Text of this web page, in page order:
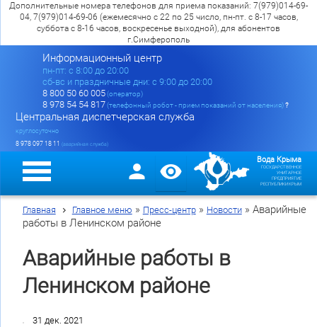
Дополнительные номера телефонов для приема показаний: 7(979)014-69-
04, 7(979)014-69-06 (ежемесячно с 22 по 25 число, пн-пт. с 8-17 часов,
суббота с 8-16 часов, воскресенье выходной), для абонентов
г.Симферополь
Информационный центр
пн-пт: c 8:00 до 20:00
сб-вс и праздничные дни: с 9:00 до 20:00
8 800 50 60 005(оператор)
8 978 54 54 817(телефонный робот - прием показаний от населения)?
Центральная диспетчерская служба
круглосуточно
8 978 097 18 11 (аварийная служба)
Вода Крыма
ГОСУДАРСТВЕННОЕ
УНИТАРНОЕ
ПРЕДПРИЯТИЕ
РЕСПУБЛИКИ КРЫМ
Главная Главное меню » Пресс-центр» Новости» Аварийные
работы в Ленинском районе
Аварийные работы в
Ленинском районе
31 дек. 2021